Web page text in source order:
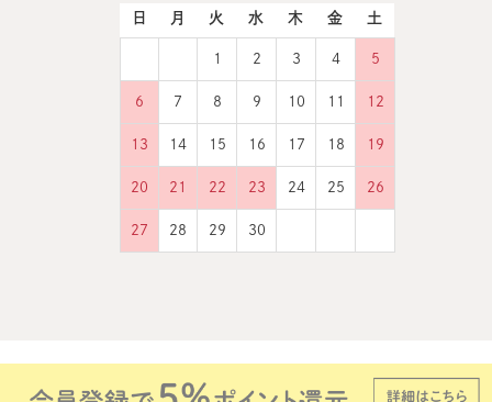
日 月 火 水 木 金 土
1 2 3 4 5
6 7 8 9 10 11 12
13 14 15 16 17 18 19
20 21 22 23 24 25 26
27 28 29 30